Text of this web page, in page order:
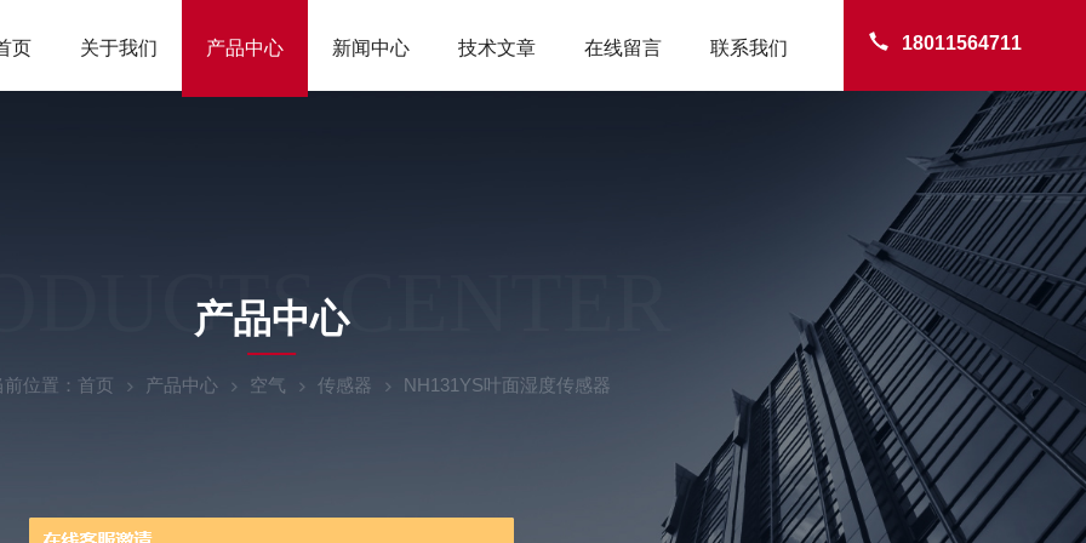
18011564711
页 关于我们 产品中心 新闻中心 技术文章 在线留言 联系我们
CENTER
产品中心
位置： 首页 产品中心 空气 传感器 NH131YS叶面湿度传感器